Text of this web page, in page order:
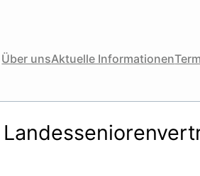
Über unsAktuelle Informationen